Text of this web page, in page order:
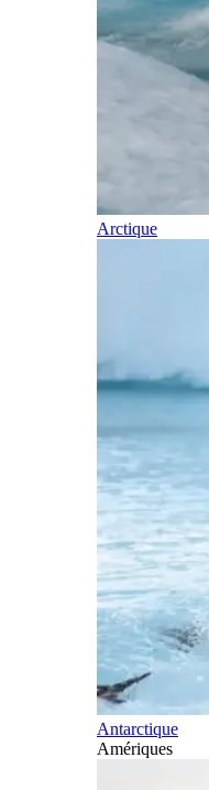
Arctique
Antarctique
Amériques